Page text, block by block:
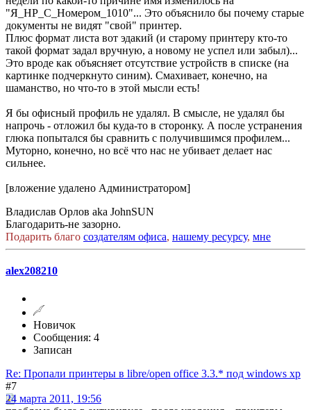
"Я_НР_С_Номером_1010"... Это объяснило бы почему старые
документы не видят "свой" принтер.
Плюс формат листа вот эдакий (и старому принтеру кто-то
такой формат задал вручную, а новому не успел или забыл)...
Это вроде как объясняет отсутствие устройств в списке (на
картинке подчеркнуто синим). Смахивает, конечно, на
шаманство, но что-то в этой мысли есть!
Я бы офисный профиль не удалял. В смысле, не удалял бы
напрочь - отложил бы куда-то в сторонку. А после устранения
глюка попытался бы сравнить с получившимся профилем...
Муторно, конечно, но всё что нас не убивает делает нас
сильнее.
[вложение удалено Администратором]
Владислав Орлов aka JohnSUN
Благодарить-не зазорно.
Подарить благо создателям офиса, нашему ресурсу, мне
alex208210
Новичок
Сообщения: 4
Записан
Re: Пропали принтеры в libre/open office 3.3.* под windows xp
#7
24 марта 2011, 19:56